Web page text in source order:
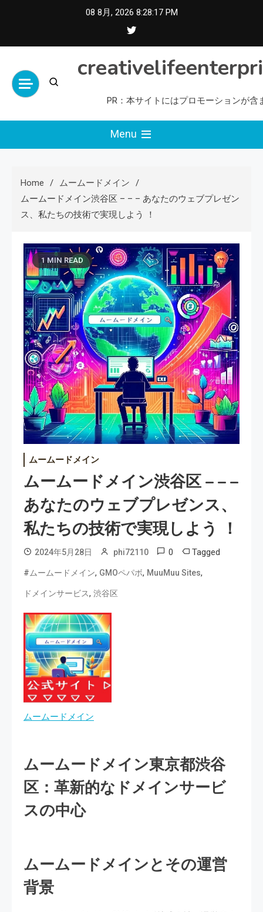
08 8月, 2026 8:28:18 PM
PR：本サイトにはプロモーションが含
Menu
Home
ムームードメイン
ムームードメイン渋谷区 – – – あなたのウェブプレゼン
ス、私たちの技術で実現しよう ！
1 MIN READ
ムームードメイン
ムームードメイン渋谷区 – – –
あなたのウェブプレゼンス、
私たちの技術で実現しよう ！
2024年5月28日 phi72110 0 Tagged
#ムームードメイン, GMOペパボ, MuuMuu Sites,
ドメインサービス, 渋谷区
ムームードメイン
ムームードメイン東京都渋谷
区：革新的なドメインサービ
スの中心
ムームードメインとその運営
背景